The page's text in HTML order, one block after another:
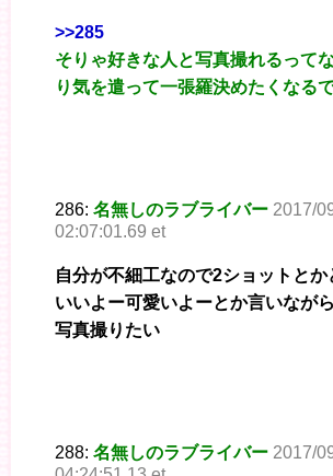
>>285
そりゃ好きな人と写真撮れるって
り気を遣って一張羅決めたくなる
286: 名無しのラブライバー 2017/
02:07:01.69 et
自分が不細工なので2ショットとか
いいよー可愛いよーとか言いなが
写真撮りたい
288: 名無しのラブライバー 2017/